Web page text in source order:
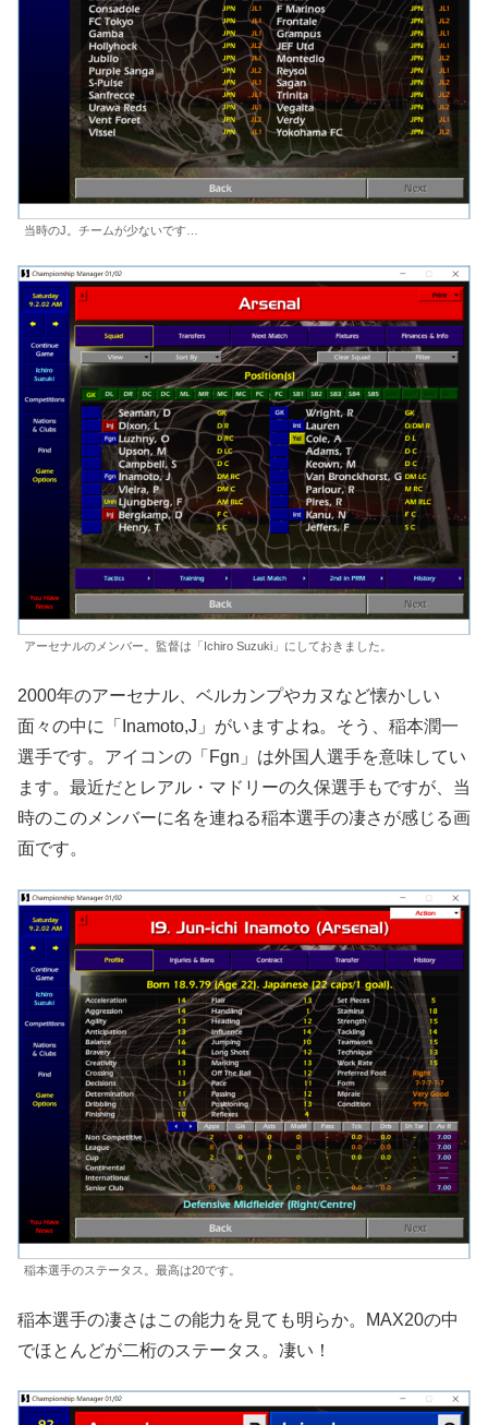
当時のJ。チームが少ないです…
アーセナルのメンバー。監督は「Ichiro Suzuki」にしておきました。
2000年のアーセナル、ベルカンプやカヌなど懐かしい
面々の中に「Inamoto,J」がいますよね。そう、稲本潤一
選手です。アイコンの「Fgn」は外国人選手を意味してい
ます。最近だとレアル・マドリーの久保選手もですが、当
時のこのメンバーに名を連ねる稲本選手の凄さが感じる画
面です。
稲本選手のステータス。最高は20です。
稲本選手の凄さはこの能力を見ても明らか。MAX20の中
でほとんどが二桁のステータス。凄い！